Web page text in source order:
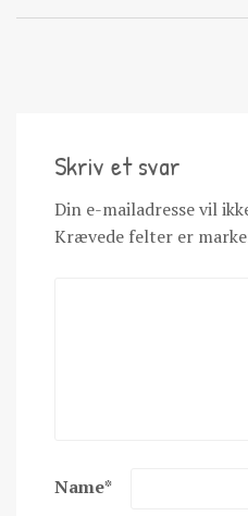
Skriv et svar
Din e-mailadresse vil
Krævede felter er
Name*